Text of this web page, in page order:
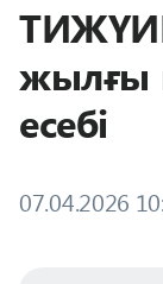
жылғы
есебі
07.04.2026